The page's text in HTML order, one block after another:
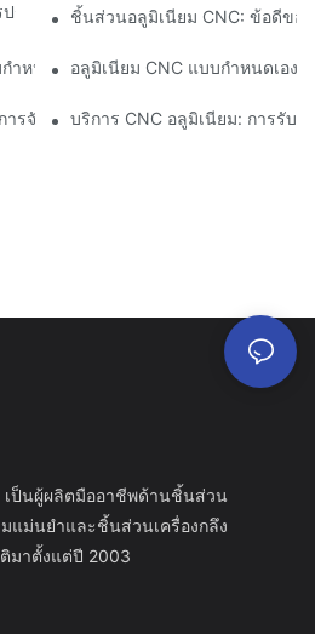
รับแต่งสำหรับตลาดเฉพาะกลุ่ม
ชิ้นส่วนอลูมิเนียม CNC: ข้อดีขอ
ำหนดเอง: การสำรวจนวัตกรรมอุตสาหก
อลูมิเนียม CNC แบบกำหนดเอง
ารจัดการโครงการที่ครอบคลุม
บริการ CNC อลูมิเนียม: การรับ
เป็นผู้ผลิตมืออาชีพด้านชิ้นส่วน
มแม่นยำและชิ้นส่วนเครื่องกลึง
มาตั้งแต่ปี 2003